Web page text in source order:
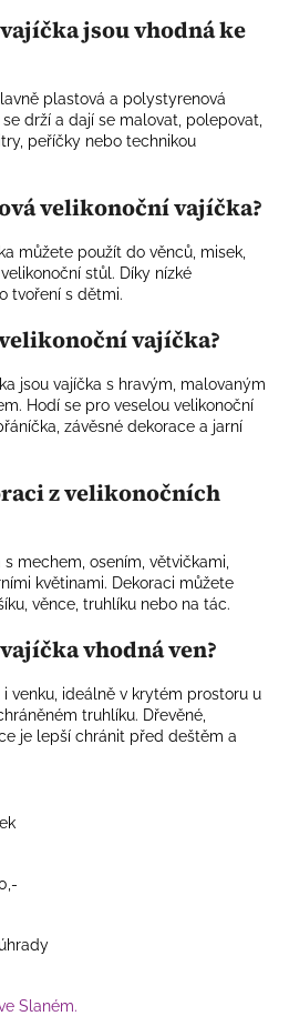
v
k
v
ý
p
u
jsou vhodná ke
plastová a polystyrenová
drží a dají se malovat, polepovat,
peříčky nebo technikou
velikonoční vajíčka?
můžete použít do věnců, misek,
stůl. Díky nízké
tvoření s dětmi.
vajíčka?
jsou vajíčka s hravým, malovaným
Hodí se pro veselou velikonoční
závěsné dekorace a jarní
z velikonočních
mechem, osením, větvičkami,
květinami. Dekoraci můžete
věnce, truhlíku nebo na tác.
vhodná ven?
venku, ideálně v krytém prostoru u
truhlíku. Dřevěné,
je lepší chránit před deštěm a
Slaném.